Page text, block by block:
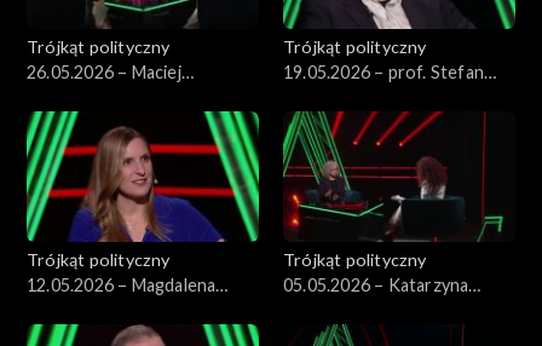
Trójkąt polityczny
26.05.2026 – Maciej
Trójkąt polityczny
19.05.2026 – prof. Stefan
Trójkąt polityczny
12.05.2026 – Magdalena
Trójkąt polityczny
05.05.2026 – Katarzyna